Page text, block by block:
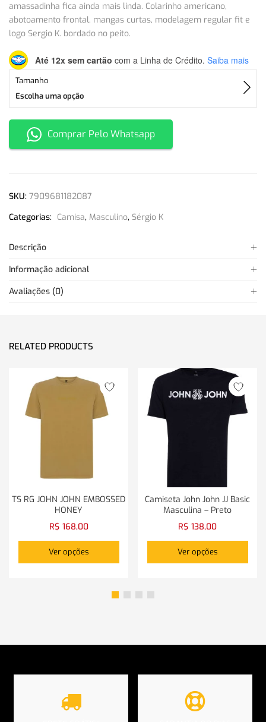
amassadinha fica ainda mais linda. Colarinho americano,
abotoamento frontal, mangas curtas, modelagem regular fit e
logo Sergio K. bordado no peito.
Até 12x sem cartão com a Linha de Crédito. Saiba mais
Tamanho
Escolha uma opção
Comprar Pelo Whatsapp
SKU: 7909681182087
Categorias: Camisa, Masculino, Sérgio K
Descrição
Informação adicional
Avaliações (0)
RELATED PRODUCTS
TS RG JOHN JOHN EMBOSSED
HONEY
R$ 168,00
Ver opções
Camiseta John John JJ Basic
Masculina – Preto
R$ 138,00
Ver opções